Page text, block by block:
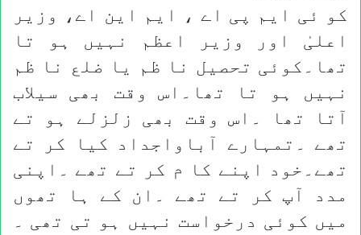
کو ئی ایم پی اے ، ایم این اے، وزیر
اعلیٰ اور وزیر اعظم نہیں ہو تا
تھا۔کوئی تحصیل نا ظم یا ضلع نا ظم
نہیں ہو تا تھا۔اس وقت بھی سیلاب
آتا تھا ۔اس وقت بھی زلزلے ہو تے
تھے ۔تمہارے آباواجداد کیا کر تے
تھے۔خود اپنے کا م کر تے تھے ۔اپنی
مدد آپ کر تے تھے ۔ان کے ہا تھوں
میں کوئی درخواست نہیں ہو تی تھی ۔